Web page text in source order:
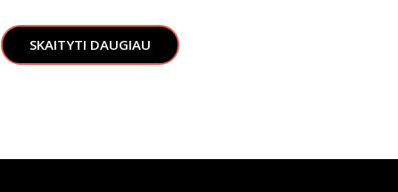
SKAITYTI DAUGIAU